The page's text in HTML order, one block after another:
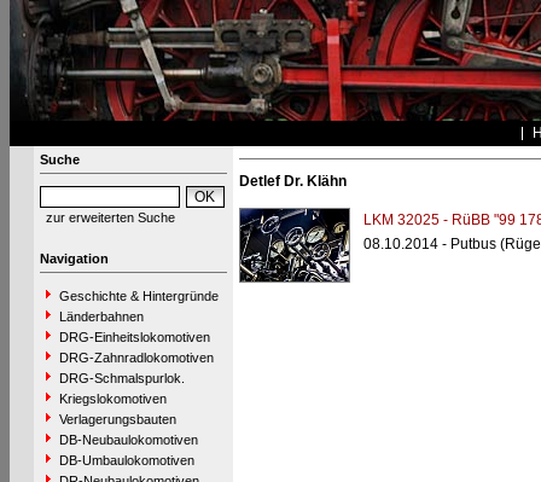
Suche
zur erweiterten Suche
Navigation
Geschichte & Hintergründe
Länderbahnen
DRG-Einheitslokomotiven
DRG-Zahnradlokomotiven
DRG-Schmalspurlok.
Kriegslokomotiven
Verlagerungsbauten
DB-Neubaulokomotiven
DB-Umbaulokomotiven
Detlef Dr. Klähn
LKM 32025 - RüBB "99
08.10.2014 - Putbus